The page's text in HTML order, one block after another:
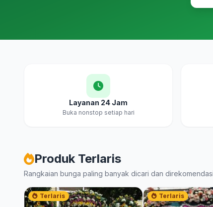
Layanan 24 Jam
Buka nonstop setiap hari
Produk Terlaris
Rangkaian bunga paling banyak dicari dan
Terlaris Terlaris